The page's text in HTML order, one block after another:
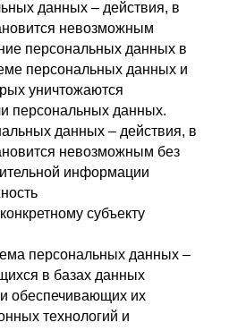
данных – действия, в
невозможным
персональных данных в
персональных данных и
уничтожаются
персональных данных.
данных – действия, в
невозможным без
информации
субъекту
персональных данных –
в базах данных
обеспечивающих их
технологий и